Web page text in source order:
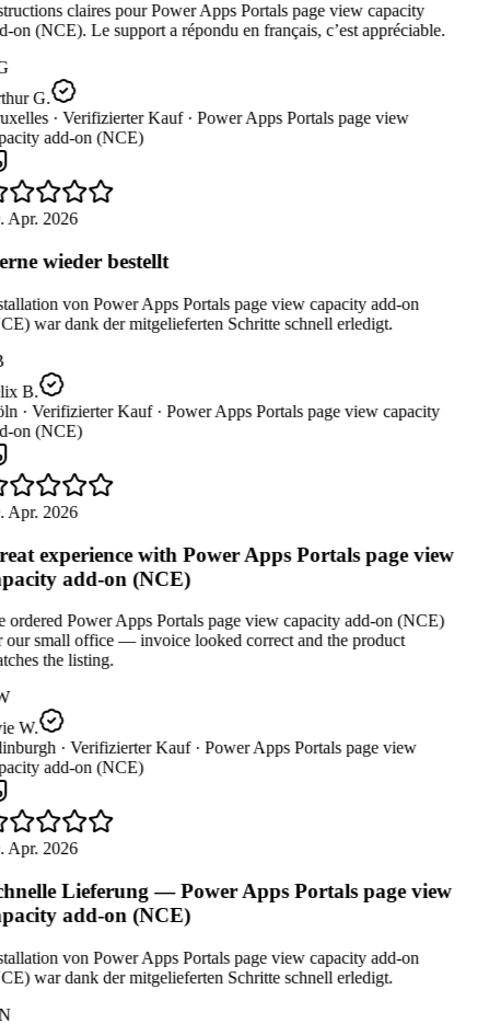
claires pour Power Apps Portals page view capacity
on (NCE). Le support a répondu en français, c’est appréciable.
G.
· Verifizierter Kauf · Power Apps Portals page view
add-on (NCE)
Apr. 2026
wieder bestellt
von Power Apps Portals page view capacity add-on
war dank der mitgelieferten Schritte schnell erledigt.
B.
· Verifizierter Kauf · Power Apps Portals page view capacity
on (NCE)
Apr. 2026
experience with Power Apps Portals page view
add-on (NCE)
ordered Power Apps Portals page view capacity add-on (NCE)
small office — invoice looked correct and the product
the listing.
W.
· Verifizierter Kauf · Power Apps Portals page view
add-on (NCE)
Apr. 2026
Lieferung — Power Apps Portals page view
add-on (NCE)
von Power Apps Portals page view capacity add-on
war dank der mitgelieferten Schritte schnell erledigt.